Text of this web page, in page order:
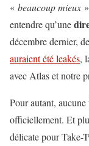
« beaucoup mieux
entendre qu’une
décembre dernier, de
auraient été leakés,
avec Atlas et notre
Pour autant, aucune
officiellement. Et
délicate pour Take-